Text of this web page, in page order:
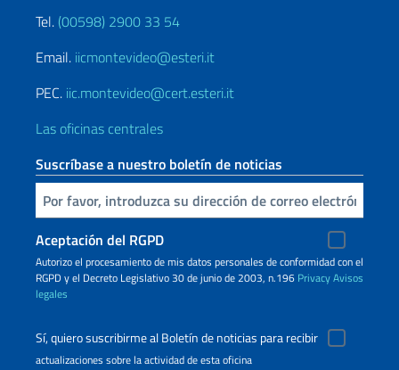
Tel. (00598) 2900 33 54
Email. iicmontevideo@esteri.it
PEC. iic.montevideo@cert.esteri.it
Las oficinas centrales
Suscríbase a nuestro boletín de noticias
Inserta tu correo electronico
Aceptación del RGPD
Autorizo ​​el procesamiento de mis datos personales de conformidad con el
RGPD y el Decreto Legislativo 30 de junio de 2003, n.196 PrivacyAvisos
legales
Sí, quiero suscribirme al Boletín de noticias para recibir
actualizaciones sobre la actividad de esta oficina